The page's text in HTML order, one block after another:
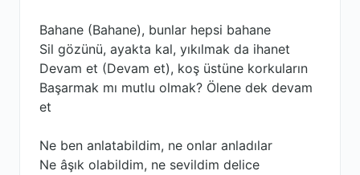
Bahane (Bahane), bunlar hepsi bahane
Sil gözünü, ayakta kal, yıkılmak da ihanet
Devam et (Devam et), koş üstüne korkuların
Başarmak mı mutlu olmak? Ölene dek devam
et
Ne ben anlatabildim, ne onlar anladılar
Ne âşık olabildim, ne sevildim delice